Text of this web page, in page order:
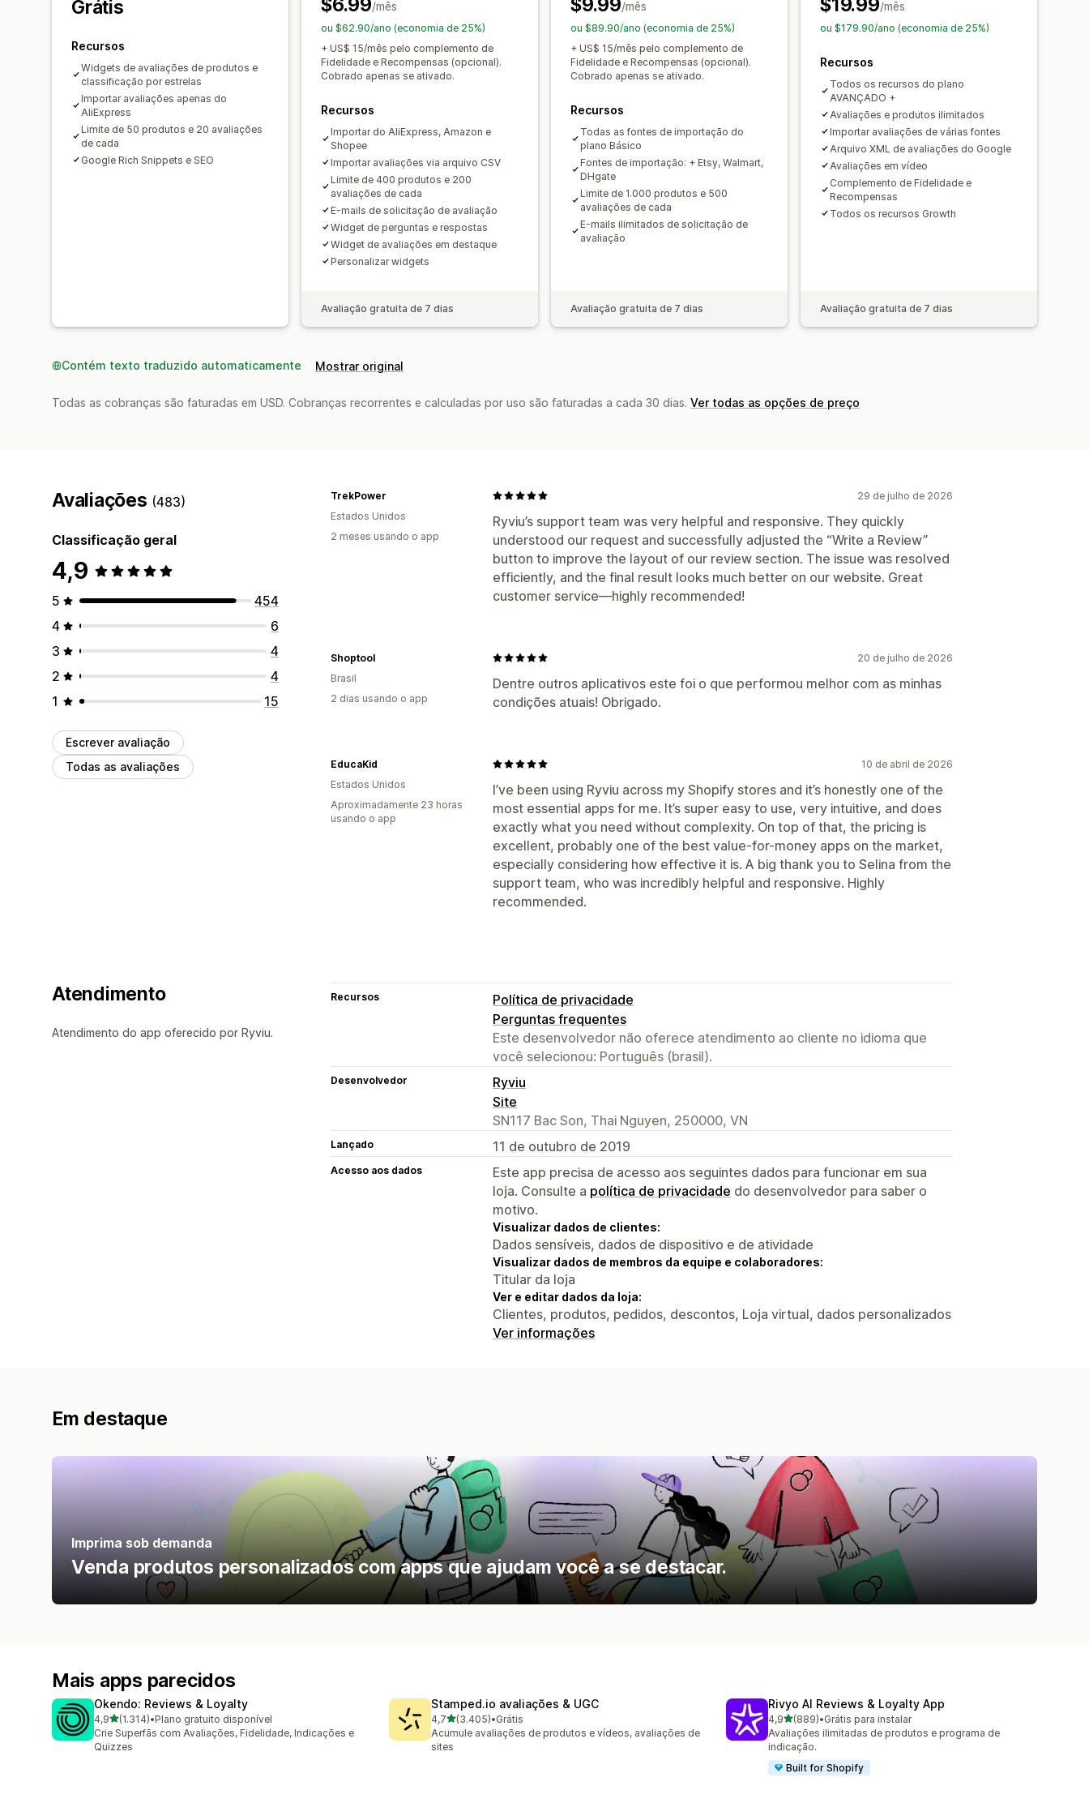
Grátis
Recursos
Widgets de avaliações de produtos e
classificação por estrelas
Importar avaliações apenas do
AliExpress
Limite de 50 produtos e 20 avaliações
de cada
Google Rich Snippets e SEO
$6.99/mês
ou $62.90/ano (economia de 25%)
+ US$ 15/mês pelo complemento de
Fidelidade e Recompensas (opcional).
Cobrado apenas se ativado.
Recursos
Importar do AliExpress, Amazon e
Shopee
Importar avaliações via arquivo CSV
Limite de 400 produtos e 200
avaliações de cada
E-mails de solicitação de avaliação
Widget de perguntas e respostas
Widget de avaliações em destaque
Personalizar widgets
Avaliação gratuita de 7 dias
$9.99/mês
ou $89.90/ano (economia de 25%)
+ US$ 15/mês pelo complemento de
Fidelidade e Recompensas (opcional).
Cobrado apenas se ativado.
Recursos
Todas as fontes de importação do
plano Básico
Fontes de importação: + Etsy, Walmart,
DHgate
Limite de 1.000 produtos e 500
avaliações de cada
E-mails ilimitados de solicitação de
avaliação
Avaliação gratuita de 7 dias
$19.99/mês
ou $179.90/ano (economia de 25%)
Recursos
Todos os recursos do plano
AVANÇADO +
Avaliações e produtos ilimitados
Importar avaliações de várias fontes
Arquivo XML de avaliações do Google
Avaliações em vídeo
Complemento de Fidelidade e
Recompensas
Todos os recursos Growth
Avaliação gratuita de 7 dias
Contém texto traduzido automaticamente Mostrar original
Todas as cobranças são faturadas em USD. Cobranças recorrentes e calculadas por uso são faturadas a cada 30 dias. Ver todas as opções de preço
Avaliações (483)
Classificação geral
4,9
5
454
4
6
3
4
2
4
1
15
Escrever avaliação
Todas as avaliações
29 de julho de 2026
Ryviu’s support team was very helpful and responsive. They quickly
understood our request and successfully adjusted the “Write a Review”
button to improve the layout of our review section. The issue was resolved
efficiently, and the final result looks much better on our website. Great
customer service—highly recommended!
TrekPower
Estados Unidos
2 meses usando o app
20 de julho de 2026
Dentre outros aplicativos este foi o que performou melhor com as minhas
condições atuais! Obrigado.
Shoptool
Brasil
2 dias usando o app
10 de abril de 2026
I’ve been using Ryviu across my Shopify stores and it’s honestly one of the
most essential apps for me. It’s super easy to use, very intuitive, and does
exactly what you need without complexity. On top of that, the pricing is
excellent, probably one of the best value-for-money apps on the market,
especially considering how effective it is. A big thank you to Selina from the
support team, who was incredibly helpful and responsive. Highly
recommended.
EducaKid
Estados Unidos
Aproximadamente 23 horas
usando o app
Atendimento
Atendimento do app oferecido por Ryviu.
Recursos
Política de privacidade
Perguntas frequentes
Este desenvolvedor não oferece atendimento ao cliente no idioma que
você selecionou: Português (brasil).
Desenvolvedor
Ryviu
Site
SN117 Bac Son, Thai Nguyen, 250000, VN
Lançado 11 de outubro de 2019
Acesso aos dados
Este app precisa de acesso aos seguintes dados para funcionar em sua
loja. Consulte a política de privacidade do desenvolvedor para saber o
motivo.
Visualizar dados de clientes:
Dados sensíveis, dados de dispositivo e de atividade
Visualizar dados de membros da equipe e colaboradores:
Titular da loja
Ver e editar dados da loja:
Clientes, produtos, pedidos, descontos, Loja virtual, dados personalizados
Ver informações
Em destaque
Imprima sob demanda
Venda produtos personalizados com apps que ajudam você a se destacar.
Mais apps parecidos
Okendo: Reviews & Loyalty
4,9de 5 estrelas
(1.314)
1314 avaliações ao todo
•Plano gratuito disponível
Crie Superfãs com Avaliações, Fidelidade, Indicações e
Quizzes
Stamped.io avaliações & UGC
4,7de 5 estrelas
(3.405)
3405 avaliações ao todo
•Grátis
Acumule avaliações de produtos e vídeos, avaliações de
sites
Rivyo AI Reviews & Loyalty App
4,9de 5 estrelas
(889)
889 avaliações ao todo
•Grátis para instalar
Avaliações ilimitadas de produtos e programa de
indicação.
Built for Shopify